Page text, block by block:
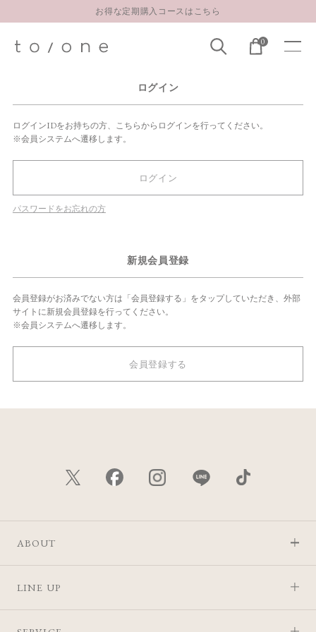
お得な定期購入コースはこちら
【重要】お盆期間中のお問い合わせと商品配送に関しまして
LINE お友達登録 500円OFFクーポンプレゼント
0
ログイン
ログインIDをお持ちの方、こちらからログインを行ってください。
※会員システムへ遷移します。
ログイン
パスワードをお忘れの方
新規会員登録
会員登録がお済みでない方は「会員登録する」をタップしていただき、外部
サイトに新規会員登録を行ってください。
※会員システムへ遷移します。
会員登録する
ABOUT
LINE UP